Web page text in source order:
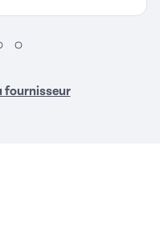
fournisseur